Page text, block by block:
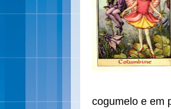
cogumelo e em